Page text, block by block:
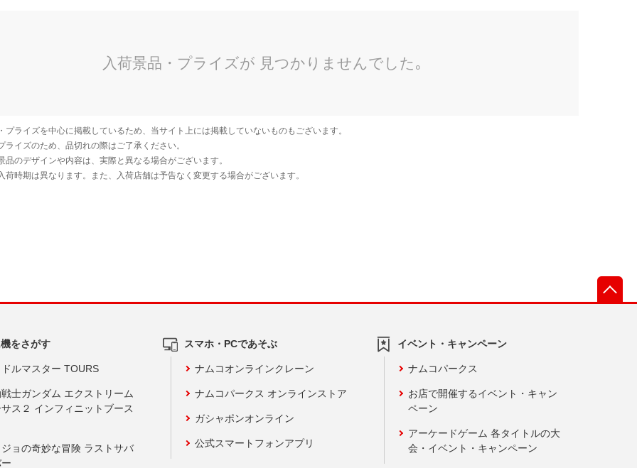
をさがす
ルマスター TOURS
士ガンダム エクストリーム
ス２ インフィニットブース
ョの奇妙な冒険 ラストサバ
スマホ・PCであそぶ
ナムコオンラインクレーン
ナムコパークス オンラインストア
ガシャポンオンライン
公式スマートフォンアプリ
イベント・キャンペーン
ナムコパークス
お店で開催するイベント・キャン
ペーン
アーケードゲーム 各タイトルの大
会・イベント・キャンペーン